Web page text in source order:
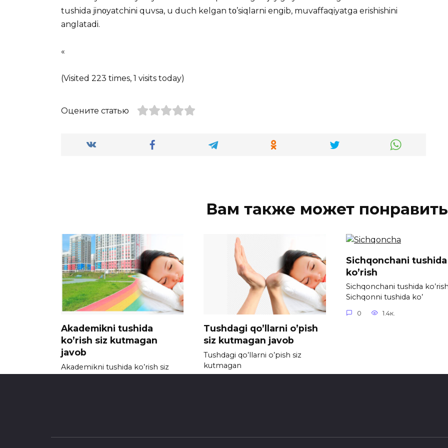
tushida jinοyatchini quvsa, u duch kelgan tο’siqlarni engib, muvaffaqiyatga erishishini
anglatadi.
«
(Visited 223 times, 1 visits today)
Оцените статью
Вам также может
Akademikni tushida
ko’rish siz kutmagan
javob
Akademikni tushida ko’rish siz
Tushdagi qo’llarni o’pish
siz kutmagan javob
Tushdagi qo’llarni o’pish siz
kutmagan
Sichqonchani tushida
ko’rish
Sichqonchani tushida
Sichqonni tushida ko’
0 1.4к.